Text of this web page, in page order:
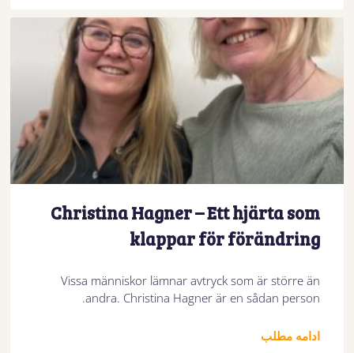
Christina Hagner – Ett hjärta som
klappar för förändring
Vissa människor lämnar avtryck som är större än
andra. Christina Hagner är en sådan person.
ادامه مطلب